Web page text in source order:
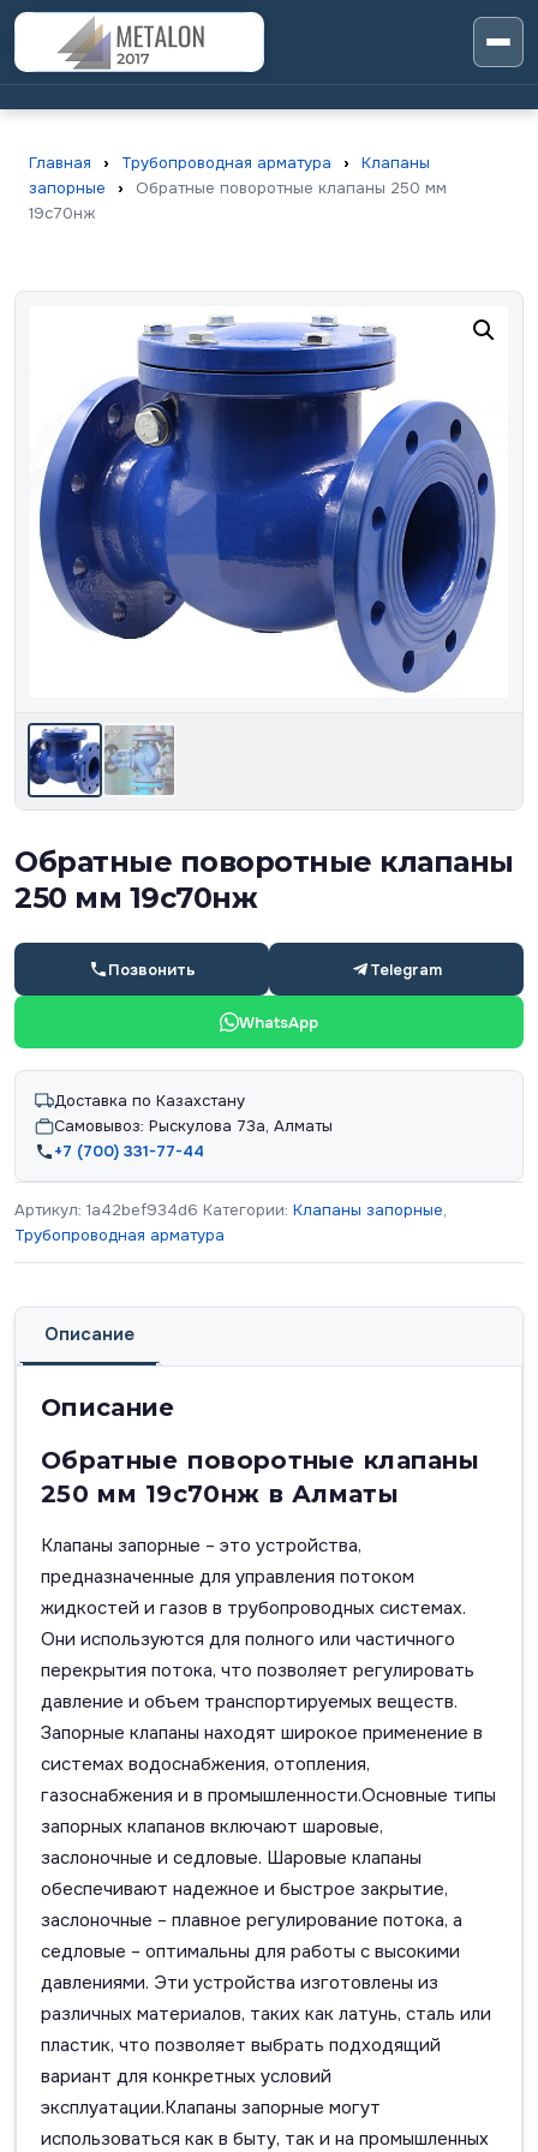
Главная › Трубопроводная арматура ›
Клапаны
запорные
›
Обратные поворотные клапаны 250 мм
19с70нж
Обратные поворотные клапаны
250 мм 19с70нж
Позвонить Telegram
WhatsApp
Доставка по Казахстану
Самовывоз: Рыскулова 73а, Алматы
+7 (700) 331-77-44
Артикул: 1a42bef934d6 Категории: Клапаны запорные,
Трубопроводная арматура
Описание
Описание
Обратные поворотные клапаны
250 мм 19с70нж в Алматы
Клапаны запорные – это устройства,
предназначенные для управления потоком
жидкостей и газов в трубопроводных системах.
Они используются для полного или частичного
перекрытия потока, что позволяет регулировать
давление и объем транспортируемых веществ.
Запорные клапаны находят широкое применение в
системах водоснабжения, отопления,
газоснабжения и в промышленности.Основные типы
запорных клапанов включают шаровые,
заслоночные и седловые. Шаровые клапаны
обеспечивают надежное и быстрое закрытие,
заслоночные – плавное регулирование потока, а
седловые – оптимальны для работы с высокими
давлениями. Эти устройства изготовлены из
различных материалов, таких как латунь, сталь или
пластик, что позволяет выбрать подходящий
вариант для конкретных условий
эксплуатации.Клапаны запорные могут
использоваться как в быту, так и на промышленных